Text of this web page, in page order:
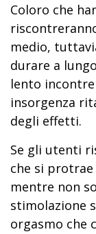
Coloro che
medio,
durare a
lento
insorgenza
degli effetti.
Se gli utenti
che si
mentre non
stimolazione
orgasmo che